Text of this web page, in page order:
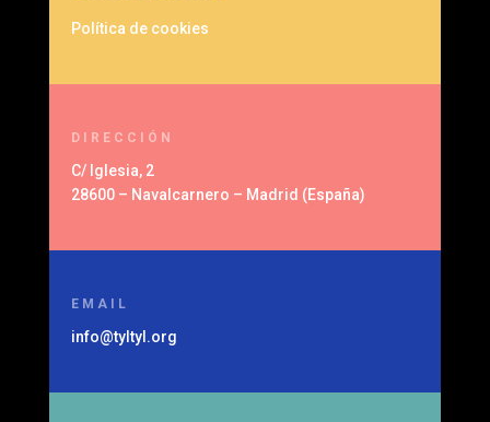
Política de cookies
DIRECCIÓN
C/ Iglesia, 2
28600 – Navalcarnero – Madrid (España)
EMAIL
info@tyltyl.org